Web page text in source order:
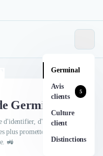
Germinal
Avis
clients
5
Culture
client
Distinctions
Germinal
d'identifier, d'optimiser, et
plus prometteurs. Et ça va
🚜